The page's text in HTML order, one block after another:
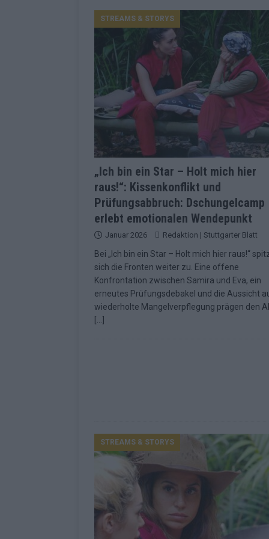
[ Mai 2026 ] ESC-Finale 2026:
KOMMENTAR
„Douze Points“,
Wettbewerbs EUROVISION
[ Mai 2026 ] ESC-Finale komplett: 20
Überblick EUROVISION
[ Mai 2026 ] ESC 2026: JJ performt
[ Mai 2026 ] Quoten vor ESC-
überrascht negativ EXTRA
Neue Themenwelt,
[ Mai 2026 ] DARA gewinnt
STREAMS & STORYS
„Ich bin ein Star – Holt mich hier
raus!“: Kissenkonflikt und
Prüfungsabbruch: Dschungelcamp
erlebt emotionalen Wendepunkt
Januar 2026 Redaktion | Stuttgarter Blatt
Bei „Ich bin ein Star – Holt mich hier raus!“
sich die Fronten weiter zu. Eine offene
Konfrontation zwischen Samira und Eva, ein
erneutes Prüfungsdebakel und die Aussicht
wiederholte Mangelverpflegung prägen den
STREAMS & STORYS